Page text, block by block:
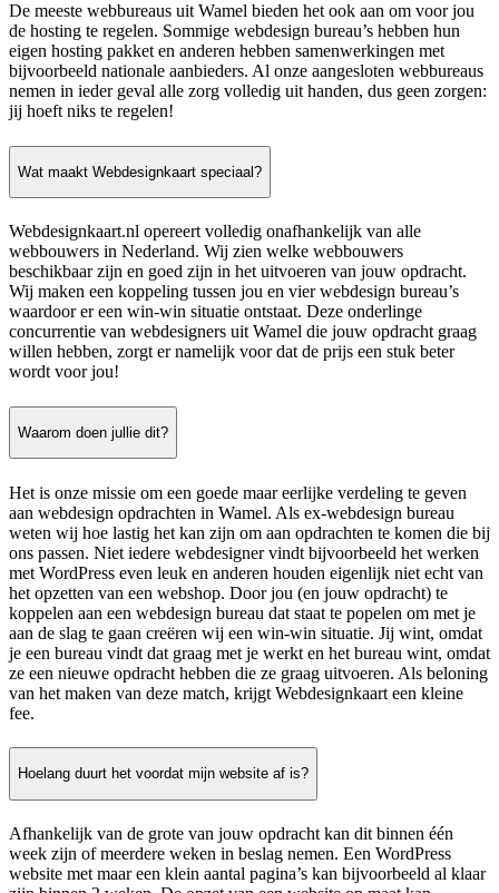
De meeste webbureaus uit Wamel bieden het ook aan om voor jou
de hosting te regelen. Sommige webdesign bureau’s hebben hun
eigen hosting pakket en anderen hebben samenwerkingen met
bijvoorbeeld nationale aanbieders. Al onze aangesloten webbureaus
nemen in ieder geval alle zorg volledig uit handen, dus geen zorgen:
jij hoeft niks te regelen!
Wat maakt Webdesignkaart speciaal?
Webdesignkaart.nl opereert volledig onafhankelijk van alle
webbouwers in Nederland. Wij zien welke webbouwers
beschikbaar zijn en goed zijn in het uitvoeren van jouw opdracht.
Wij maken een koppeling tussen jou en vier webdesign bureau’s
waardoor er een win-win situatie ontstaat. Deze onderlinge
concurrentie van webdesigners uit Wamel die jouw opdracht graag
willen hebben, zorgt er namelijk voor dat de prijs een stuk beter
wordt voor jou!
Waarom doen jullie dit?
Het is onze missie om een goede maar eerlijke verdeling te geven
aan webdesign opdrachten in Wamel. Als ex-webdesign bureau
weten wij hoe lastig het kan zijn om aan opdrachten te komen die bij
ons passen. Niet iedere webdesigner vindt bijvoorbeeld het werken
met WordPress even leuk en anderen houden eigenlijk niet echt van
het opzetten van een webshop. Door jou (en jouw opdracht) te
koppelen aan een webdesign bureau dat staat te popelen om met je
aan de slag te gaan creëren wij een win-win situatie. Jij wint, omdat
je een bureau vindt dat graag met je werkt en het bureau wint, omdat
ze een nieuwe opdracht hebben die ze graag uitvoeren. Als beloning
van het maken van deze match, krijgt Webdesignkaart een kleine
fee.
Hoelang duurt het voordat mijn website af is?
Afhankelijk van de grote van jouw opdracht kan dit binnen één
week zijn of meerdere weken in beslag nemen. Een WordPress
website met maar een klein aantal pagina’s kan bijvoorbeeld al klaar